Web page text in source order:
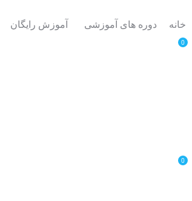
خانه دوره های آموزشی آموزش رایگان
0
0